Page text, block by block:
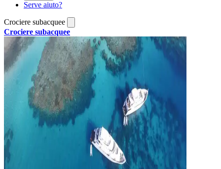
Serve aiuto?
Crociere subacquee
Crociere subacquee